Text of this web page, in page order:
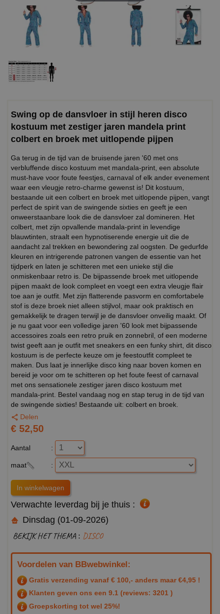
Swing op de dansvloer in stijl heren disco
kostuum met zestiger jaren mandela print
colbert en broek met uitlopende pijpen
Ga terug in de tijd van de bruisende jaren '60 met ons
verbluffende disco kostuum met mandala-print, een absolute
must-have voor foute feestjes, carnaval of elk ander evenement
waar een vleugje retro-charme gewenst is! Dit kostuum,
bestaande uit een colbert en broek met uitlopende pijpen, vangt
perfect de spirit van de swingende sixties en geeft je een
onweerstaanbare look die de dansvloer zal domineren. Het
colbert, met zijn opvallende mandala-print in levendige
blauwtinten, straalt een hypnotiserende energie uit die de
aandacht zal trekken en bewondering zal oogsten. De gedurfde
kleuren en intrigerende patronen vangen de essentie van het
tijdperk en laten je schitteren met een unieke stijl die
onmiskenbaar retro is. De bijpassende broek met uitlopende
pijpen maakt de look compleet en voegt een extra vleugje flair
toe aan je outfit. Met zijn flatterende pasvorm en comfortabele
stof is deze broek niet alleen stijlvol, maar ook praktisch en
gemakkelijk te dragen terwijl je de dansvloer onveilig maakt. Of
je nu gaat voor een volledige jaren '60 look met bijpassende
accessoires zoals een retro pruik en zonnebril, of een moderne
twist geeft aan je outfit met sneakers en een funky shirt, dit disco
kostuum is de perfecte keuze om je feestoutfit compleet te
maken. Dus laat je innerlijke disco king naar boven komen en
bereid je voor om te schitteren op het foute feest of carnaval
met ons sensationele zestiger jaren disco kostuum met
mandala-print. Bestel vandaag nog en stap terug in de tijd van
de swingende sixties! Bestaande uit: colbert en broek.
Delen
€ 52,50
Aantal :
maat :
Verwachte leverdag bij je thuis :
Dinsdag (01-09-2026)
BEKIJK HET THEMA : DISCO
Voordelen van BBwebwinkel:
Gratis verzending vanaf € 100,- anders maar €4,95 !
Klanten geven ons een 9.1 (reviews: 3201 )
Groepskorting tot wel 25%!